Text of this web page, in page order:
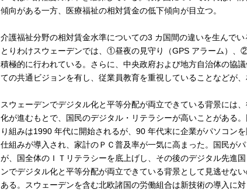
傾向がある一方、医療福祉の相対賃金の低下傾向が目立つ。
介護福祉分野の相対賃金水準についての3 カ国間の違いを生んで
とりわけスウェーデンでは、①昼夜の見守り（GPS アラーム）
積極的に行われている。さらに、中央政府および地方自治体の協
ての共通ビジョンを有し、従業員教育を重視していることなどが、
スウェーデンでデジタル化と平等分配が両立できている背景には
化が進むもとで、国民のデジタル・リテラシーが高いことがある
り組みは1990 年代に開始されるが、90 年代末に企業がパソコン
仕組みが導入され、家計のＰＣ普及率が一気に高まった。国民が
が、国全体のＩＴリテラシーを底上げし、その後のデジタル先進
ンでデジタル化と平等分配が両立できている背景として見逃せな
ある。スウェーデンを含む北欧諸国の労働組合は新技術の導入に